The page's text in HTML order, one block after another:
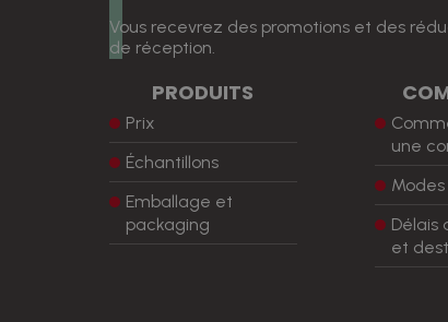
Vous recevrez des promotions et des
de réception.
PRODUITS
Prix
Échantillons
Emballage et
packaging
une
Délais
et